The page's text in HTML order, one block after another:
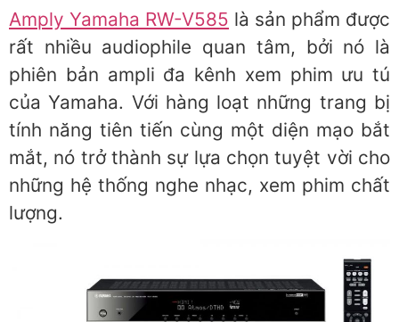
Amply Yamaha RW-V585 là sản phẩm được
rất nhiều audiophile quan tâm, bởi nó là
phiên bản ampli đa kênh xem phim ưu tú
của Yamaha. Với hàng loạt những trang bị
tính năng tiên tiến cùng một diện mạo bắt
mắt, nó trở thành sự lựa chọn tuyệt vời cho
những hệ thống nghe nhạc, xem phim chất
lượng.